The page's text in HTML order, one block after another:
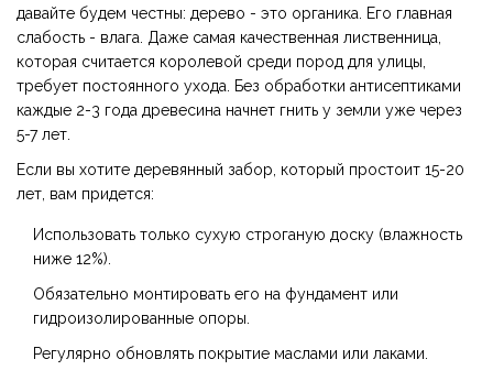
давайте будем честны: дерево - это органика. Его главная
слабость - влага. Даже самая качественная лиственница,
которая считается королевой среди пород для улицы,
требует постоянного ухода. Без обработки антисептиками
каждые 2-3 года древесина начнет гнить у земли уже через
5-7 лет.
Если вы хотите деревянный забор, который простоит 15-20
лет, вам придется:
Использовать только сухую строганую доску (влажность
ниже 12%).
Обязательно монтировать его на фундамент или
гидроизолированные опоры.
Регулярно обновлять покрытие маслами или лаками.